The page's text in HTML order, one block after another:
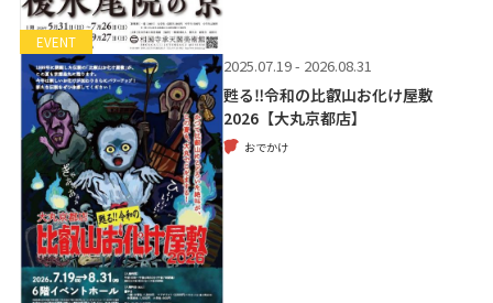
EVENT
2025.07.19 - 2026.08.31
甦る‼令和の比叡山お化け屋敷
2026【大丸京都店】
おでかけ